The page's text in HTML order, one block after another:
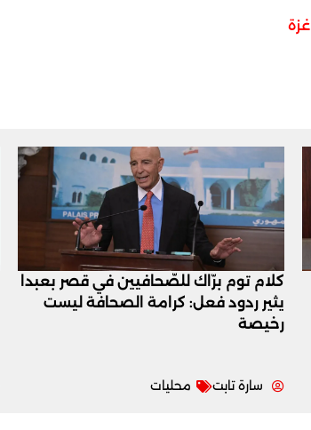
غزة
كلام توم برّاك للصّحافيين في قصر بعبدا
يثير ردود فعل: كرامة الصحافة ليست
رخيصة
سارة تابت محليات